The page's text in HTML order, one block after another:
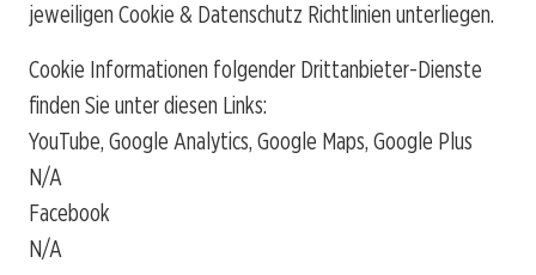
jeweiligen Cookie & Datenschutz Richtlinien unterliegen.
Cookie Informationen folgender Drittanbieter-Dienste
finden Sie unter diesen Links:
YouTube, Google Analytics, Google Maps, Google Plus
N/A
Facebook
N/A